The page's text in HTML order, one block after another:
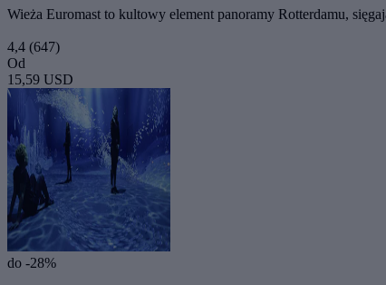
Wieża Euromast to kultowy element panoramy Rotterdamu,
4,4 (647)
Od
15,59 USD
do -28%